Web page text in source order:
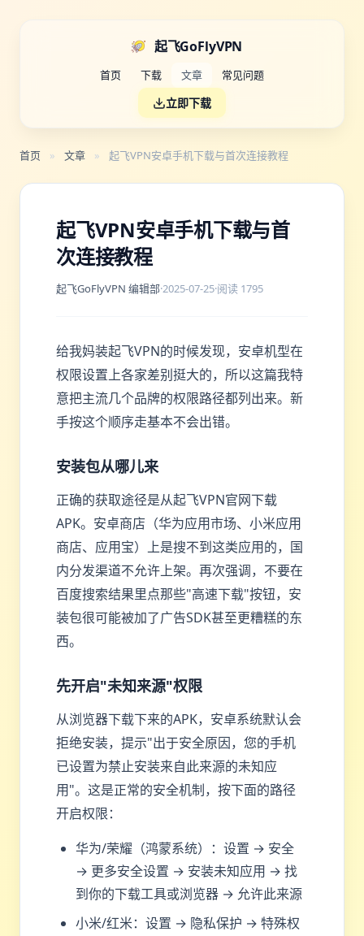
起飞GoFlyVPN
首页 下载 文章 常见问题
立即下载
首页 » 文章 » 起飞VPN安卓手机下载与首次连接教程
起飞VPN安卓手机下载与首
次连接教程
起飞GoFlyVPN 编辑部·2025-07-25·阅读 1795
给我妈装起飞VPN的时候发现，安卓机型在
权限设置上各家差别挺大的，所以这篇我特
意把主流几个品牌的权限路径都列出来。新
手按这个顺序走基本不会出错。
安装包从哪儿来
正确的获取途径是从起飞VPN官网下载
APK。安卓商店（华为应用市场、小米应用
商店、应用宝）上是搜不到这类应用的，国
内分发渠道不允许上架。再次强调，不要在
百度搜索结果里点那些"高速下载"按钮，安
装包很可能被加了广告SDK甚至更糟糕的东
西。
先开启"未知来源"权限
从浏览器下载下来的APK，安卓系统默认会
拒绝安装，提示"出于安全原因，您的手机
已设置为禁止安装来自此来源的未知应
用"。这是正常的安全机制，按下面的路径
开启权限：
华为/荣耀（鸿蒙系统）：设置 → 安全
→ 更多安全设置 → 安装未知应用 → 找
到你的下载工具或浏览器 → 允许此来源
小米/红米：设置 → 隐私保护 → 特殊权